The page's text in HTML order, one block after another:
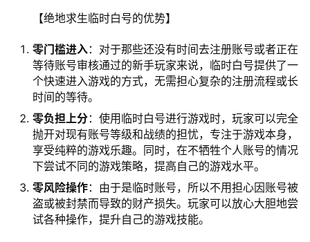
【绝地求生临时白号的优势】
零门槛进入：对于那些还没有时间去注册账号或者正在
等待账号审核通过的新手玩家来说，临时白号提供了一
个快速进入游戏的方式，无需担心复杂的注册流程或长
时间的等待。
零负担上分：使用临时白号进行游戏时，玩家可以完全
抛开对现有账号等级和战绩的担忧，专注于游戏本身，
享受纯粹的游戏乐趣。同时，在不牺牲个人账号的情况
下尝试不同的游戏策略，提高自己的游戏水平。
零风险操作：由于是临时账号，所以不用担心因账号被
盗或被封禁而导致的财产损失。玩家可以放心大胆地尝
试各种操作，提升自己的游戏技能。